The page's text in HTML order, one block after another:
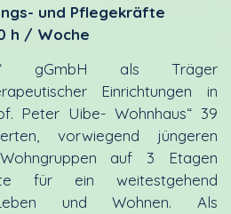
und Pflegekräfte
h / Woche
gGmbH als Träger
Einrichtungen in
Peter Uibe- Wohnhaus“ 39
vorwiegend jüngeren
auf 3 Etagen
für ein weitestgehend
und Wohnen. Als